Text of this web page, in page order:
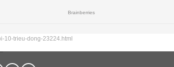
10-trieu-dong-23224.html